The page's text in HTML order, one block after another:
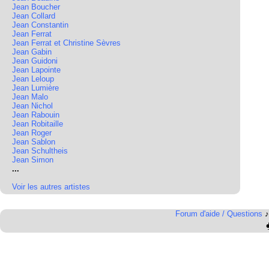
Jean Boucher
Jean Collard
Jean Constantin
Jean Ferrat
Jean Ferrat et Christine Sèvres
Jean Gabin
Jean Guidoni
Jean Lapointe
Jean Leloup
Jean Lumière
Jean Malo
Jean Nichol
Jean Rabouin
Jean Robitaille
Jean Roger
Jean Sablon
Jean Schultheis
Jean Simon
...
Voir les autres artistes
Forum d'aide / Questions